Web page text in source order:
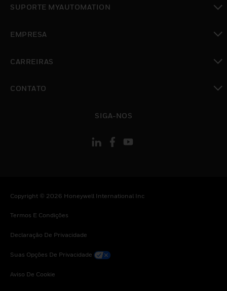
SUPORTE MYAUTOMATION
EMPRESA
CARREIRAS
CONTATO
SIGA-NOS
Copyright © 2026 Honeywell International Inc
Termos E Condições
Declaração De Privacidade
Suas Opções De Privacidade
Aviso De Cookie